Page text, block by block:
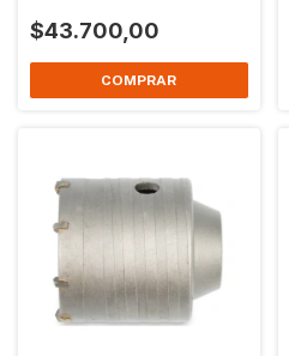
$43.700,00